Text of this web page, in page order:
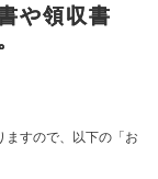
や領収書
ますので、以下の「お